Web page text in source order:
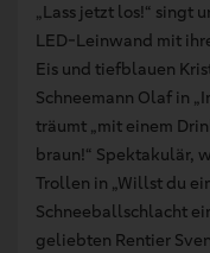
„Lass jetzt los!“ singt
LED-Leinwand mit
Eis und tiefblauen
Schneemann Olaf in
träumt „mit einem
braun!“ Spektakulär,
Trollen in „Willst du
Schneeballschlacht
geliebten Rentier